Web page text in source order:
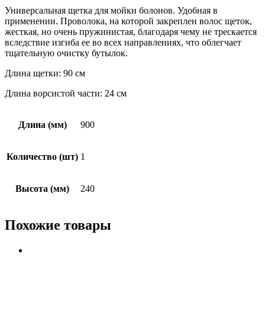
Универсальная щетка для мойки болонов. Удобная в
применении. Проволока, на которой закреплен волос щеток,
жесткая, но очень пружинистая, благодаря чему не трескается
вследствие изгиба ее во всех направлениях, что облегчает
тщательную очистку бутылок.
Длина щетки: 90 см
Длина ворсистой части: 24 см
Длина (мм) 900
Количество (шт) 1
Высота (мм) 240
Похожие товары